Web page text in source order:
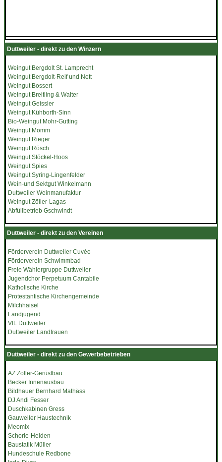
Duttweiler - direkt zu den Winzern
Weingut Bergdolt St. Lamprecht
Weingut Bergdolt-Reif und Nett
Weingut Bossert
Weingut Breitling & Walter
Weingut Geissler
Weingut Kühborth-Sinn
Bio-Weingut Mohr-Gutting
Weingut Momm
Weingut Rieger
Weingut Rösch
Weingut Stöckel-Hoos
Weingut Spies
Weingut Syring-Lingenfelder
Wein-und Sektgut Winkelmann
Duttweiler Weinmanufaktur
Weingut Zöller-Lagas
Abfüllbetrieb Gschwindt
Duttweiler - direkt zu den Vereinen
Förderverein Duttweiler Cuvée
Förderverein Schwimmbad
Freie Wählergruppe Duttweiler
Jugendchor Perpetuum Cantabile
Katholische Kirche
Protestantische Kirchengemeinde
Milchhaisel
Landjugend
VfL Duttweiler
Duttweiler Landfrauen
Duttweiler - direkt zu den Gewerbebetrieben
AZ Zoller-Gerüstbau
Becker Innenausbau
Bildhauer Bernhard Mathäss
DJ Andi Fesser
Duschkabinen Gress
Gauweiler Haustechnik
Meomix
Schorle-Helden
Baustatik Müller
Hundeschule Redbone